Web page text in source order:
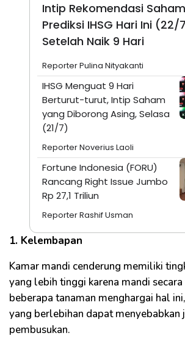
Intip Rekomendasi
Prediksi IHSG Hari Ini (22/
Setelah Naik 9 Hari
Reporter Pulina Nityakanti
IHSG Menguat 9 Hari
Berturut-turut, Intip Saham
yang Diborong Asing, Selasa
(21/7)
Reporter Noverius Laoli
Fortune Indonesia (FORU)
Rancang Right Issue Jumbo
Rp 27,1 Triliun
Reporter Rashif Usman
1. Kelembapan
Kamar mandi cenderung memiliki
yang lebih tinggi karena mandi
beberapa tanaman menghargai hal
yang berlebihan dapat menyebabkan
pembusukan.